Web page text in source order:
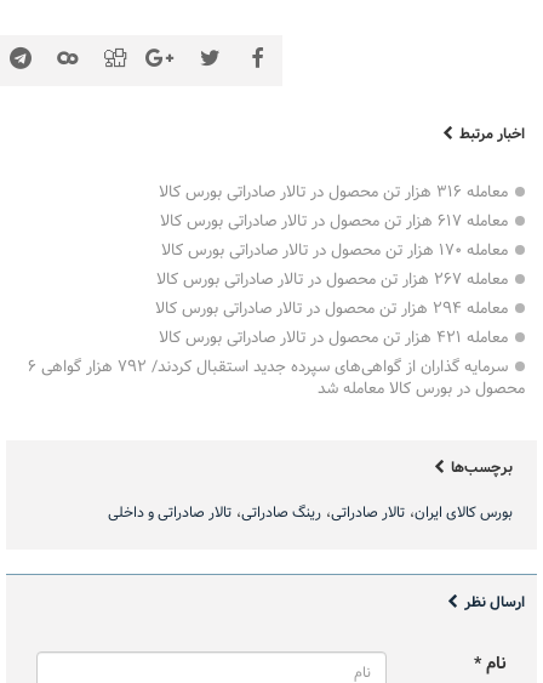
اخبار مرتبط
معامله ۳۱۶ هزار تن محصول در تالار صادراتی بورس کالا
معامله ۶۱۷ هزار تن محصول در تالار صادراتی بورس کالا
معامله ۱۷۰ هزار تن محصول در تالار صادراتی بورس کالا
معامله ۲۶۷ هزار تن محصول در تالار صادراتی بورس کالا
معامله ۲۹۴ هزار تن محصول در تالار صادراتی بورس کالا
معامله ۴۲۱ هزار تن محصول در تالار صادراتی بورس کالا
سرمایه گذاران از گواهی‌های سپرده جدید استقبال کردند/ ۷۹۲ هزار گواهی ۶
محصول در بورس کالا معامله شد
برچسب‌ها
بورس کالای ایران تالار صادراتی رینگ صادراتی تالار صادراتی و داخلی
ارسال نظر
نام *